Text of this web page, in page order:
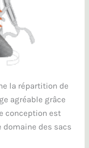
la répartition de
agréable grâce
conception est
des sacs